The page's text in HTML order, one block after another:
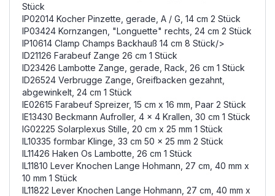
Stück
IP02014 Kocher Pinzette, gerade, A / G, 14 cm 2 Stück
IP03424 Kornzangen, "Longuette" rechts, 24 cm 2 Stück
IP10614 Clamp Champs Backhauß 14 cm 8 Stück/>
ID21126 Farabeuf Zange 26 cm 1 Stück
ID23426 Lambotte Zange, gerade, Rack, 26 cm 1 Stück
ID26524 Verbrugge Zange, Greifbacken gezahnt,
abgewinkelt, 24 cm 1 Stück
IE02615 Farabeuf Spreizer, 15 cm x 16 mm, Paar 2 Stück
IE13430 Beckmann Aufroller, 4 x 4 Krallen, 30 cm 1 Stück
IG02225 Solarplexus Stille, 20 cm x 25 mm 1 Stück
IL10335 formbar Klinge, 33 cm 50 x 25 mm 2 Stück
IL11426 Haken Os Lambotte, 26 cm 1 Stück
IL11810 Lever Knochen Lange Hohmann, 27 cm, 40 mm x
10 mm 1 Stück
IL11822 Lever Knochen Lange Hohmann, 27 cm, 40 mm x